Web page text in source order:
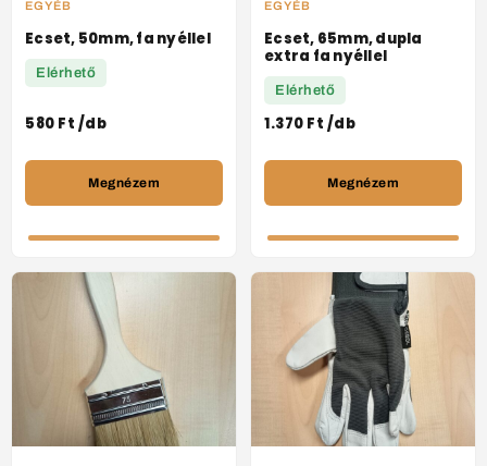
EGYÉB
Ecset, 50mm, fa nyéllel
Elérhető
580 Ft /db
Megnézem
EGYÉB
Ecset, 65mm, dupla
extra fa nyéllel
Elérhető
1.370 Ft /db
Megnézem